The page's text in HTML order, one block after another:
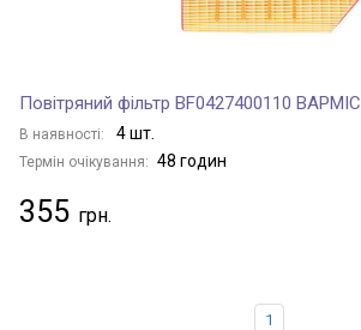
Повітряний фільтр BF0427400110 BAPMIC
В наявності: 4 шт.
Термін очікування: 48 годин
355
1